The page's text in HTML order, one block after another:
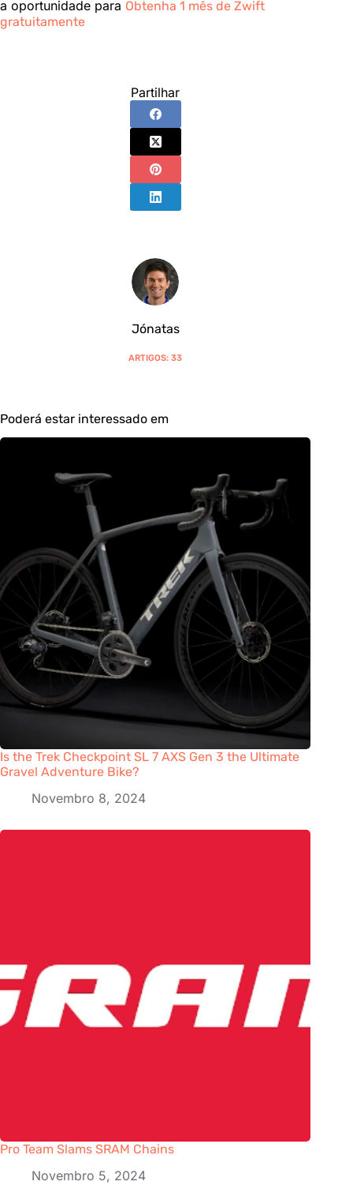
a oportunidade para Obtenha 1 mês de Zwift
gratuitamente
Partilhar
Jónatas
ARTIGOS: 33
Poderá estar interessado em
Is the Trek Checkpoint SL 7 AXS Gen 3 the Ultimate
Gravel Adventure Bike?
Novembro 8, 2024
Pro Team Slams SRAM Chains
Novembro 5, 2024